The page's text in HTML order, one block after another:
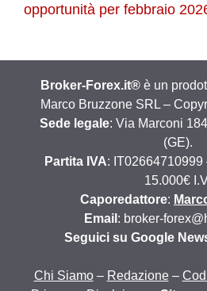
opportunità per febbraio
Broker-Forex.it® è un
Marco Bruzzone SRL –
Sede legale: Via Marconi
(GE).
Partita IVA:
15.000€
Caporedattore:
Email : broker-
Seguici su Google
Chi Siamo– Redazione–